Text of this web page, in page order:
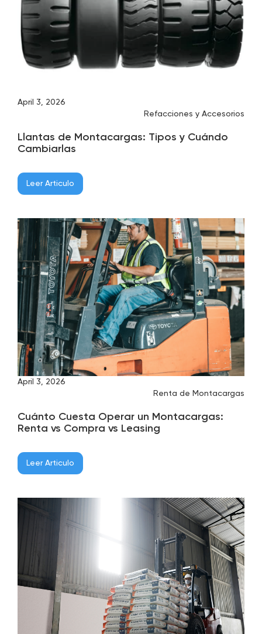
April 3, 2026
Refacciones y Accesorios
Llantas de Montacargas: Tipos y Cuándo
Cambiarlas
Leer Articulo
April 3, 2026
Renta de Montacargas
Cuánto Cuesta Operar un Montacargas:
Renta vs Compra vs Leasing
Leer Articulo